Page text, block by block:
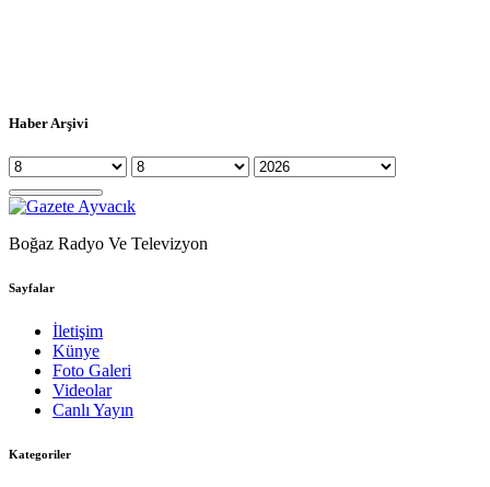
Haber Arşivi
Boğaz Radyo Ve Televizyon
Sayfalar
İletişim
Künye
Foto Galeri
Videolar
Canlı Yayın
Kategoriler